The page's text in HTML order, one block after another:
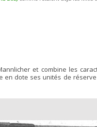
et combine les
en dote ses unités de